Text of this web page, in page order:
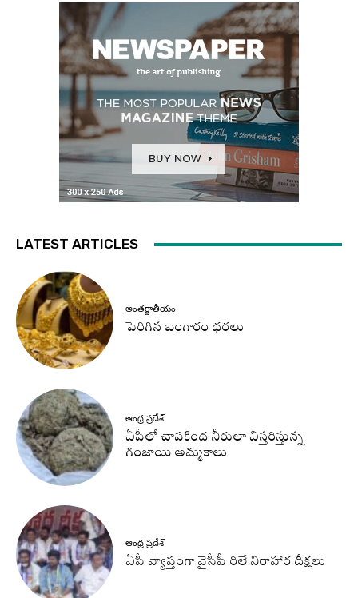
LATEST ARTICLES
అంతర్జాతీయం
పెరిగిన బంగారం ధరలు
ఆంధ్ర ప్రదేశ్
ఏపీలో చాపకింద నీరులా విస్తరిస్తున్న
గంజాయి అమ్మకాలు
ఆంధ్ర ప్రదేశ్
ఏపీ వ్యాప్తంగా వైసీపీ రిలే నిరాహార దీక్షలు